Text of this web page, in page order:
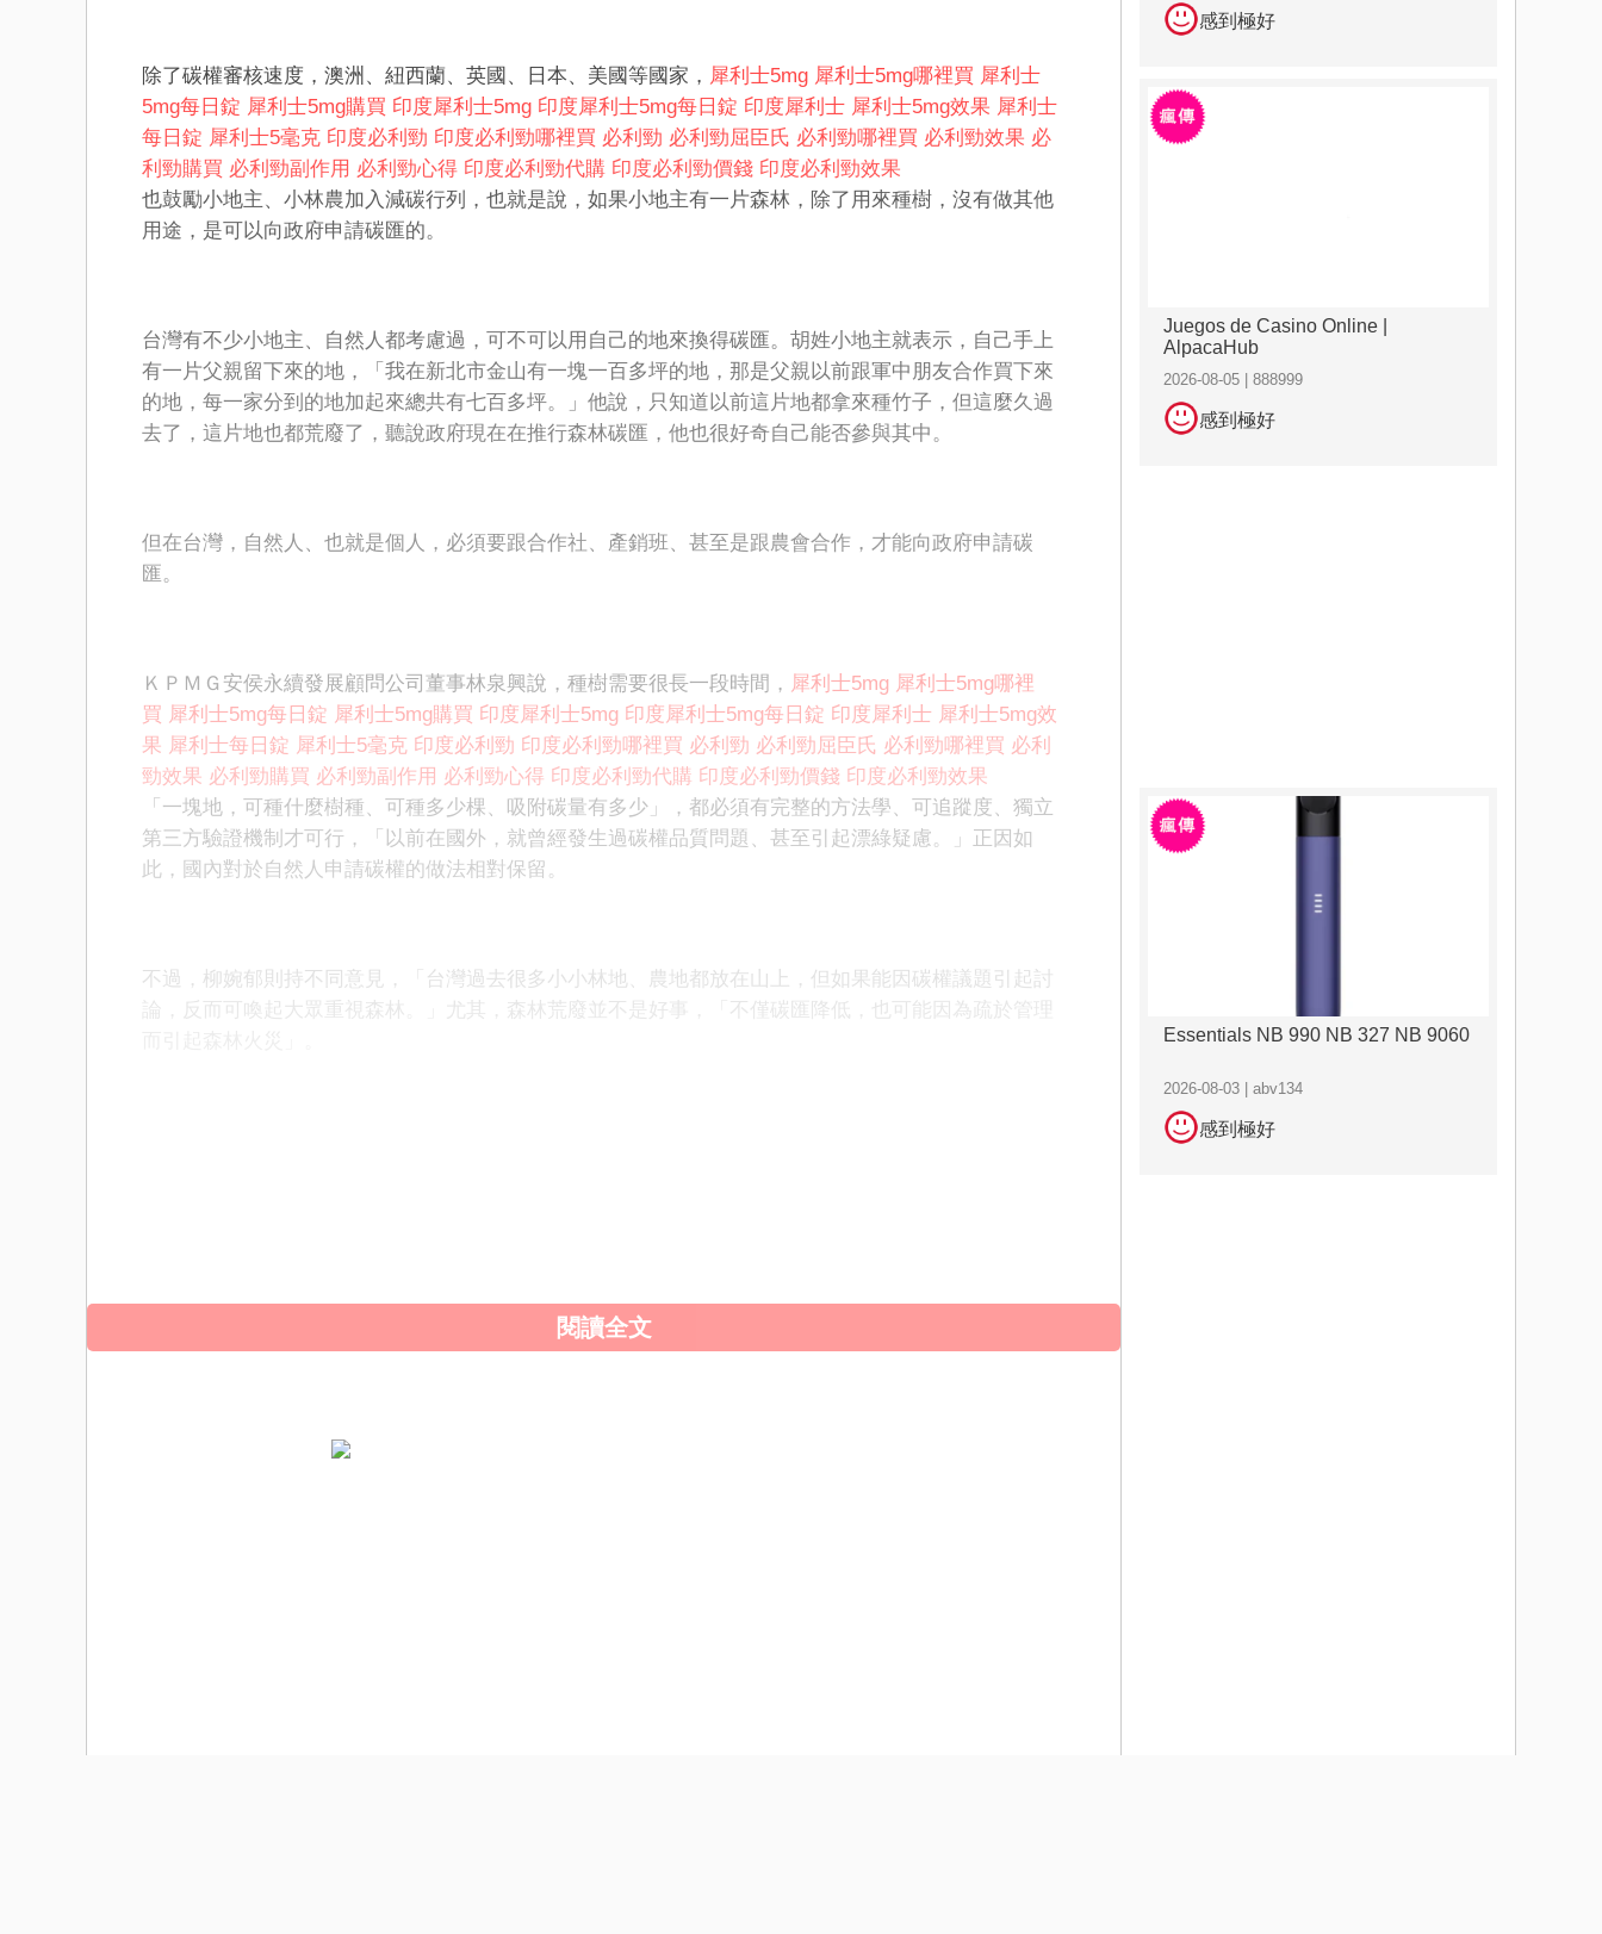
除了碳權審核速度，澳洲、紐西蘭、英國、日本、美國等國家， 犀利士5mg 犀利士5mg哪裡買 犀利士
5mg每日錠 犀利士5mg購買 印度犀利士5mg 印度犀利士5mg每日錠 印度犀利士 犀利士5mg效果 犀利士
每日錠 犀利士5毫克 印度必利勁 印度必利勁哪裡買 必利勁 必利勁屈臣氏 必利勁哪裡買 必利勁效果 必
利勁購買 必利勁副作用 必利勁心得 印度必利勁代購 印度必利勁價錢 印度必利勁效果
也鼓勵小地主、小林農加入減碳行列，也就是說，如果小地主有一片森林，除了用來種樹，沒有做其他
用途，是可以向政府申請碳匯的。
台灣有不少小地主、自然人都考慮過，可不可以用自己的地來換得碳匯。胡姓小地主就表示，自己手上
有一片父親留下來的地，「我在新北市金山有一塊一百多坪的地，那是父親以前跟軍中朋友合作買下來
的地，每一家分到的地加起來總共有七百多坪。」他說，只知道以前這片地都拿來種竹子，但這麼久過
去了，這片地也都荒廢了，聽說政府現在在推行森林碳匯，他也很好奇自己能否參與其中。
但在台灣，自然人、也就是個人，必須要跟合作社、產銷班、甚至是跟農會合作，才能向政府申請碳
匯。
ＫＰＭＧ安侯永續發展顧問公司董事林泉興說，種樹需要很長一段時間， 犀利士5mg 犀利士5mg哪裡
買 犀利士5mg每日錠 犀利士5mg購買 印度犀利士5mg 印度犀利士5mg每日錠 印度犀利士 犀利士5mg效
果 犀利士每日錠 犀利士5毫克 印度必利勁 印度必利勁哪裡買 必利勁 必利勁屈臣氏 必利勁哪裡買 必利
勁效果 必利勁購買 必利勁副作用 必利勁心得 印度必利勁代購 印度必利勁價錢 印度必利勁效果
「一塊地，可種什麼樹種、可種多少棵、吸附碳量有多少」，都必須有完整的方法學、可追蹤度、獨立
第三方驗證機制才可行，「以前在國外，就曾經發生過碳權品質問題、甚至引起漂綠疑慮。」正因如
此，國內對於自然人申請碳權的做法相對保留。
不過，柳婉郁則持不同意見，「台灣過去很多小小林地、農地都放在山上，但如果能因碳權議題引起討
論，反而可喚起大眾重視森林。」尤其，森林荒廢並不是好事，「不僅碳匯降低，也可能因為疏於管理
不僅可讓小農獲得額外報酬，台灣碳權供給量也有望增加，滿足企業需求。
閱讀全文
感到極好
Juegos de Casino Online |
AlpacaHub
2026-08-05 | 888999
感到極好
Essentials NB 990 NB 327 NB 9060
2026-08-03 | abv134
感到極好